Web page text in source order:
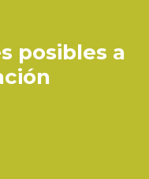
posibles a